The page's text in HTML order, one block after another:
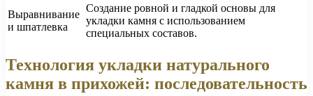
Выравнивание
и шпатлевка
Создание ровной и гладкой основы для
укладки камня с использованием
специальных составов.
Технология укладки натурального
камня в прихожей: последовательность